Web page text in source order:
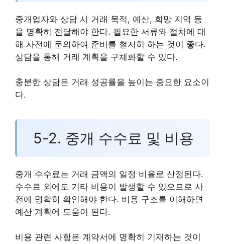
중개업자와 상담 시 거래 목적, 예산, 희망 지역 등
을 명확히 전달해야 한다. 필요한 서류와 절차에 대
해 사전에 문의하여 준비를 철저히 하는 것이 좋다.
상담을 통해 거래 계획을 구체화할 수 있다.
충분한 상담은 거래 성공률을 높이는 중요한 요소이
다.
5-2. 중개 수수료 및 비용
중개 수수료는 거래 금액의 일정 비율로 산정된다.
수수료 외에도 기타 비용이 발생할 수 있으므로 사
전에 명확히 확인해야 한다. 비용 구조를 이해하면
예산 계획에 도움이 된다.
비용 관련 사항은 계약서에 명확히 기재하는 것이